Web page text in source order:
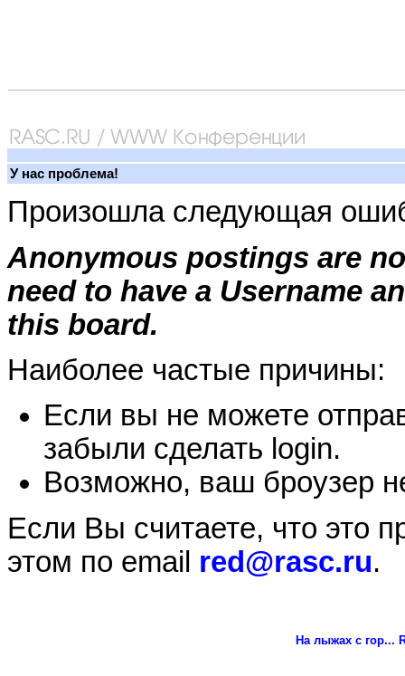
У нас проблема!
Произошла следующая
Anonymous postings are
need to have a Username
this board.
Наиболее частые причины:
Если вы не можете
забыли сделать login.
Возможно, ваш броузер
Если Вы считаете, что это
этом по email red@rasc.ru.
На лыжах с гор...